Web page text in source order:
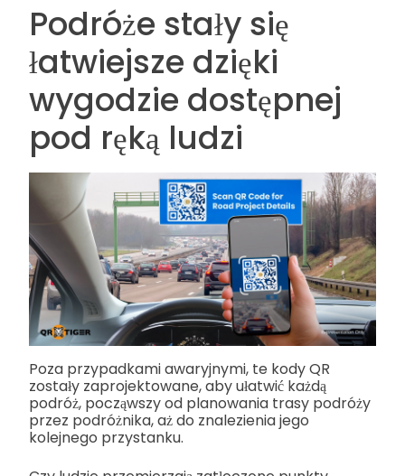
Podróże stały się
łatwiejsze dzięki
wygodzie dostępnej
pod ręką ludzi
Poza przypadkami awaryjnymi, te kody QR
zostały zaprojektowane, aby ułatwić każdą
podróż, począwszy od planowania trasy podróży
przez podróżnika, aż do znalezienia jego
kolejnego przystanku.